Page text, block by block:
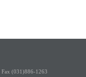
Fax (031)886-1263